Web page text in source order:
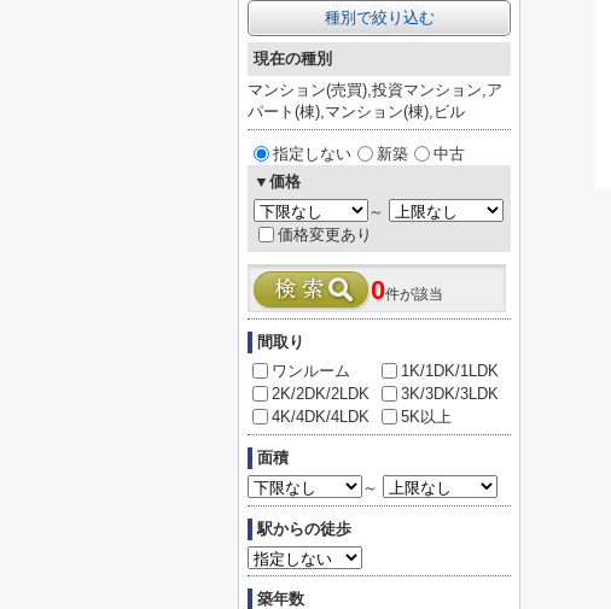
種別で絞り込む
現在の種別
マンション(売買),投資マンション,ア
パート(棟),マンション(棟),ビル
指定しない 新築
中古
▼価格
～
価格変更あり
0件が該当
間取り
ワンルーム
1K/1DK/1LDK
2K/2DK/2LDK
3K/3DK/3LDK
4K/4DK/4LDK
5K以上
面積
～
駅からの徒歩
築年数